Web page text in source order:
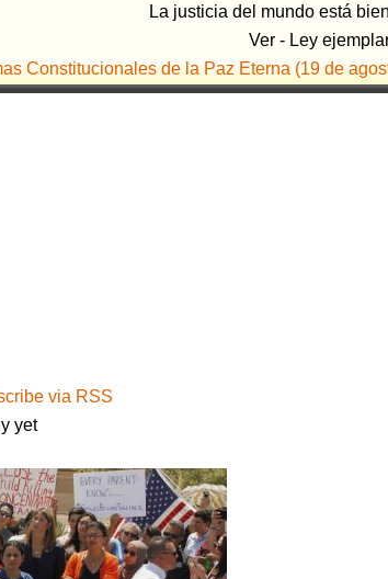
La justicia del mundo está
Ver - Ley
Constitucionales de la Paz Eterna (19 de
via RSS
yet